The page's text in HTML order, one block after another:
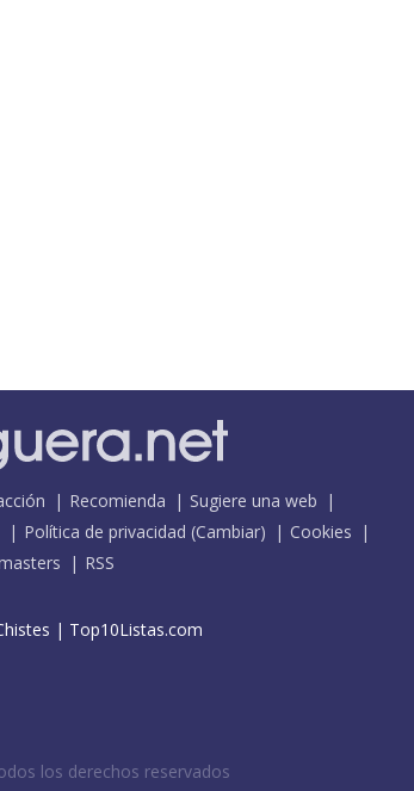
Recomienda
Sugiere una web
Política de privacidad (Cambiar)
Cookies
RSS
| Top10Listas.com
los derechos reservados